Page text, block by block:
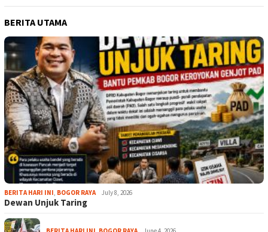
BERITA UTAMA
BERITA HARI INI, BOGOR RAYA July 8, 2026
Dewan Unjuk Taring